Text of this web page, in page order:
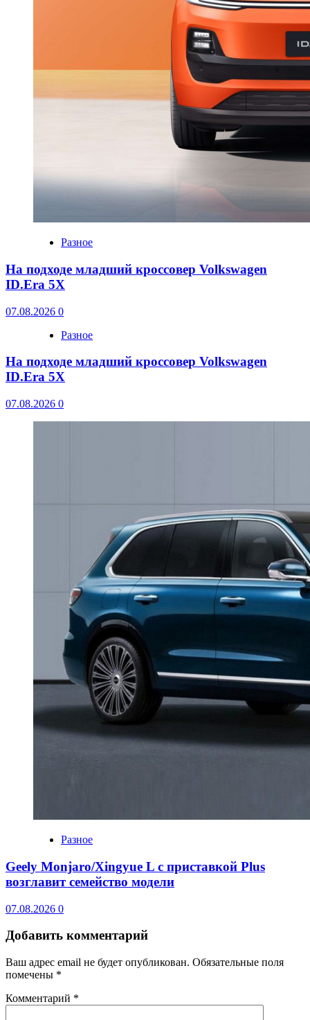
Разное
На подходе младший кроссовер Volkswagen
ID.Era 5X
07.08.2026 0
Разное
На подходе младший кроссовер Volkswagen
ID.Era 5X
07.08.2026 0
Разное
Geely Monjaro/Xingyue L с приставкой Plus
возглавит семейство модели
07.08.2026 0
Добавить комментарий
Ваш адрес email не будет опубликован. Обязательные поля
помечены *
Комментарий *